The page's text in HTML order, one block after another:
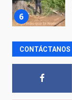
1
CONTÁCTANOS